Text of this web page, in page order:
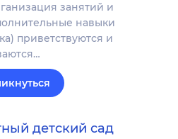
занятий и
навыки
приветствуются и
детский сад